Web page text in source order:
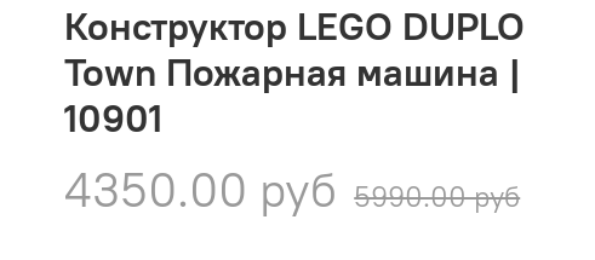
Конструктор LEGO DUPLO
Town Пожарная машина |
10901
4350.00 руб 5990.00 руб